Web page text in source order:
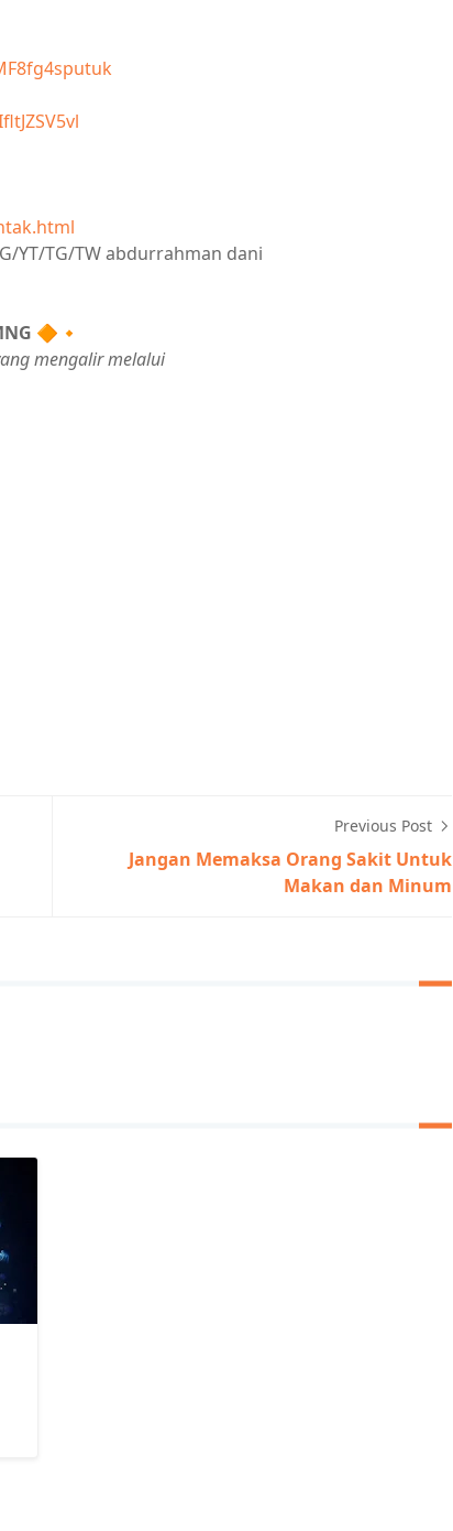
YT/TG/TW abdurrahman dani
🔶🔸
mengalir melalui
Previous Post
Jangan Memaksa Orang Sakit Untuk
Makan dan Minum